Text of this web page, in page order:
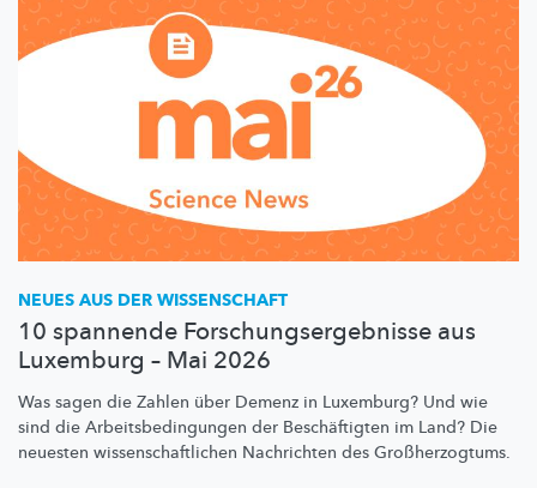
NEUES AUS DER WISSENSCHAFT
10 spannende Forschungsergebnisse aus
Luxemburg – Mai 2026
Was sagen die Zahlen über Demenz in Luxemburg? Und wie
sind die Arbeitsbedingungen der Beschäftigten im Land? Die
neuesten wissenschaftlichen Nachrichten des Großherzogtums.